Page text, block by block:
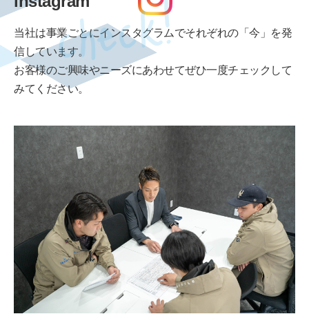
当社は事業ごとにインスタグラムでそれぞれの「今」を発
信しています。
お客様のご興味やニーズにあわせてぜひ一度チェックして
みてください。